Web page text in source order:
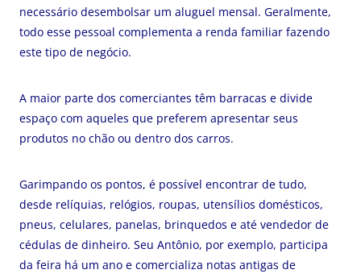
necessário desembolsar um aluguel mensal. Geralmente,
todo esse pessoal complementa a renda familiar fazendo
este tipo de negócio.
A maior parte dos comerciantes têm barracas e divide
espaço com aqueles que preferem apresentar seus
produtos no chão ou dentro dos carros.
Garimpando os pontos, é possível encontrar de tudo,
desde relíquias, relógios, roupas, utensílios domésticos,
pneus, celulares, panelas, brinquedos e até vendedor de
cédulas de dinheiro. Seu Antônio, por exemplo, participa
da feira há um ano e comercializa notas antigas de